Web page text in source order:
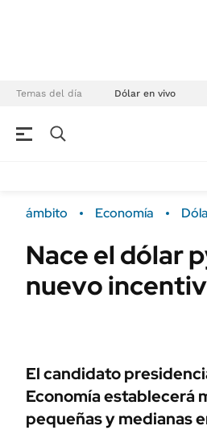
Temas del día Dólar en vivo
Campo
FINANZAS
ÁMBITO DEBATE
MEDIAKIT AMBITO DEBATE
ámbito Economía
Nace el dólar
nuevo
El candidato
Economía establecerá
pequeñas y medianas